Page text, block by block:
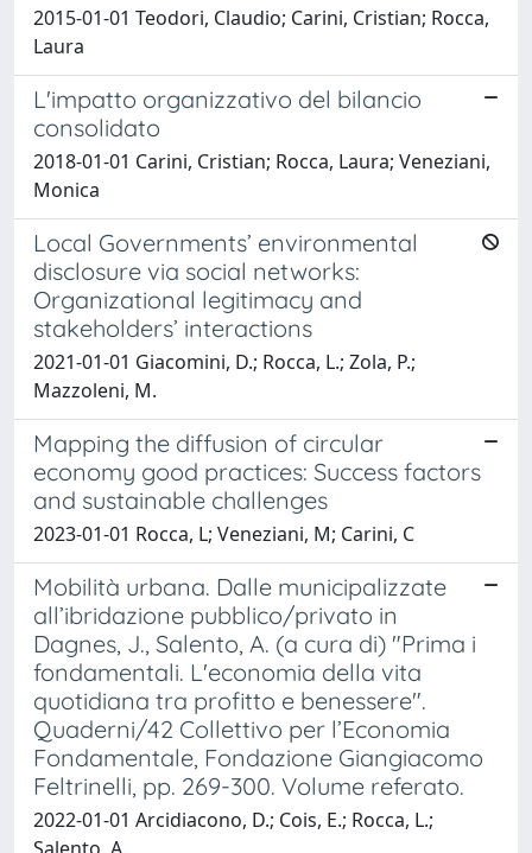
2015-01-01 Teodori, Claudio; Carini, Cristian; Rocca,
Laura
L'impatto organizzativo del bilancio
consolidato
2018-01-01 Carini, Cristian; Rocca, Laura; Veneziani,
Monica
Local Governments’ environmental
disclosure via social networks:
Organizational legitimacy and
stakeholders’ interactions
2021-01-01 Giacomini, D.; Rocca, L.; Zola, P.;
Mazzoleni, M.
Mapping the diffusion of circular
economy good practices: Success factors
and sustainable challenges
2023-01-01 Rocca, L; Veneziani, M; Carini, C
Mobilità urbana. Dalle municipalizzate
all’ibridazione pubblico/privato in
Dagnes, J., Salento, A. (a cura di) "Prima i
fondamentali. L'economia della vita
quotidiana tra profitto e benessere".
Quaderni/42 Collettivo per l’Economia
Fondamentale, Fondazione Giangiacomo
Feltrinelli, pp. 269-300. Volume referato.
2022-01-01 Arcidiacono, D.; Cois, E.; Rocca, L.;